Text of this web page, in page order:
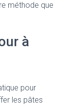
méthode que
à
pour
les pâtes